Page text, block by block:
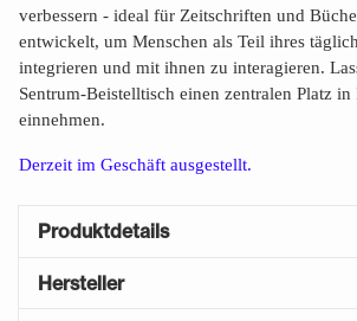
verbessern - ideal für Zeitschriften und
entwickelt, um Menschen als Teil ihres
integrieren und mit ihnen zu interagieren.
Sentrum-Beistelltisch einen zentralen Platz in
einnehmen.
Derzeit im Geschäft ausgestellt.
Produktdetails
Hersteller